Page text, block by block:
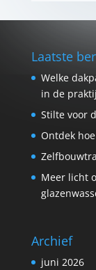
Laatste
Welke
in de
Stilte voor
Ontdek
Meer licht
Archief
juni 2026